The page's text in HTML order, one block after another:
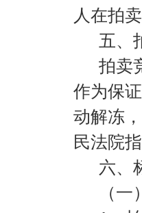
人在拍
五、
拍卖
作为保
动解冻
民法院
六、
（